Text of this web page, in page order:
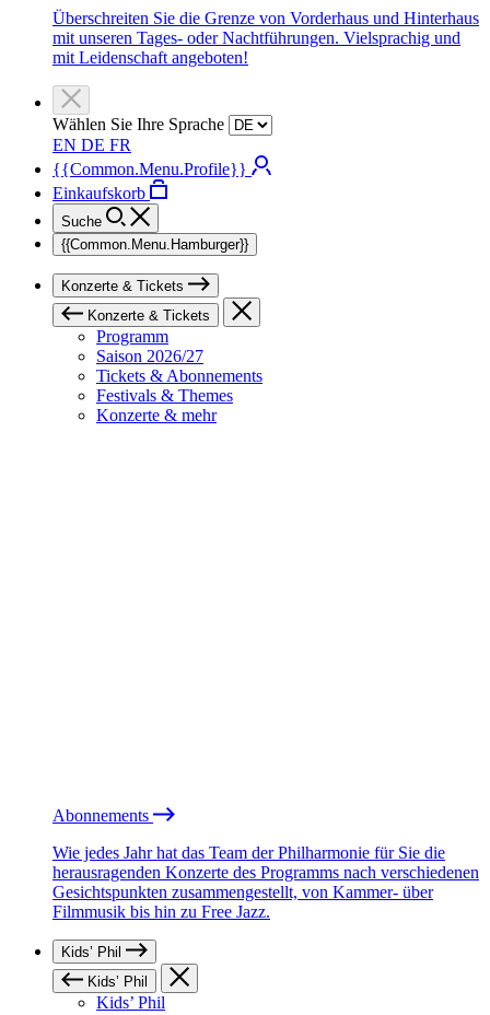
Überschreiten Sie die Grenze von Vorderhaus und Hinterhaus
mit unseren Tages- oder Nachtführungen. Vielsprachig und
mit Leidenschaft angeboten!
Wählen Sie Ihre Sprache
EN DE FR
{{Common.Menu.Profile}}
Einkaufskorb
Suche
{{Common.Menu.Hamburger}}
Konzerte & Tickets
Konzerte & Tickets
Programm
Saison 2026/27
Tickets & Abonnements
Festivals & Themes
Konzerte & mehr
Abonnements
Wie jedes Jahr hat das Team der Philharmonie für Sie die
herausragenden Konzerte des Programms nach verschiedenen
Gesichtspunkten zusammengestellt, von Kammer- über
Filmmusik bis hin zu Free Jazz.
Kids’ Phil
Kids’ Phil
Kids’ Phil